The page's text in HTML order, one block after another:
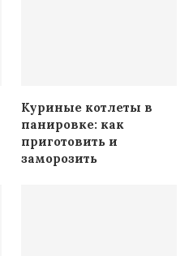
Куриные котлеты в
панировке: как
приготовить и
заморозить